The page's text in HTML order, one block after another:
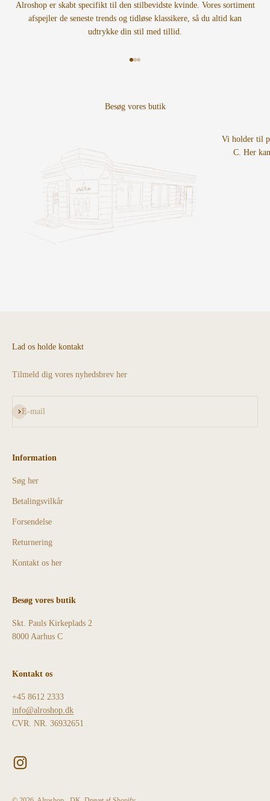
Alroshop er skabt specifikt til den stilbevidste kvinde. Vores sortiment
afspejler de seneste trends og tidløse klassikere, så du altid kan
udtrykke din stil med tillid.
Vi holder til
C. Her
Lad os holde kontakt
Tilmeld dig vores nyhedsbrev her
E-mail
Abonnér
Information
Søg her
Betalingsvilkår
Forsendelse
Returnering
Kontakt os her
Besøg vores butik
Skt. Pauls Kirkeplads 2
8000 Aarhus C
Kontakt os
+45 8612 2333
info@alroshop.dk
CVR. NR. 36932651